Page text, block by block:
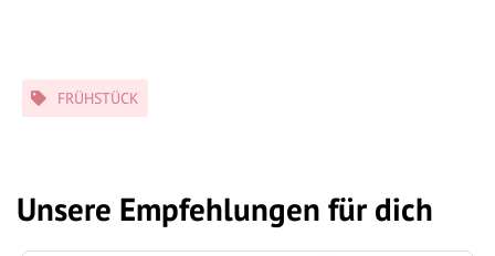
Schlagwörter
FRÜHSTÜCK
Unsere Empfehlungen für dich